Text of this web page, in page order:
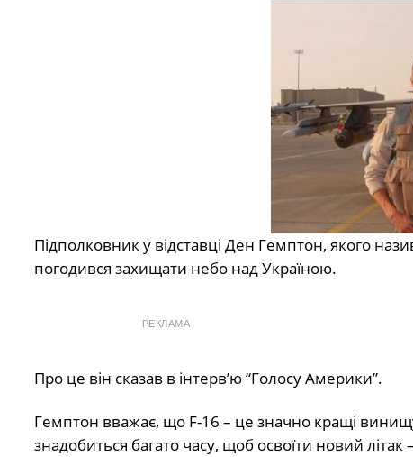
Підполковник у відставці Ден Гемптон, якого
погодився захищати небо над Україною.
РЕКЛАМА
Про це він сказав в інтерв’ю “Голосу Америки”.
Гемптон вважає, що F-16 – це значно кращі
знадобиться багато часу, щоб освоїти новий